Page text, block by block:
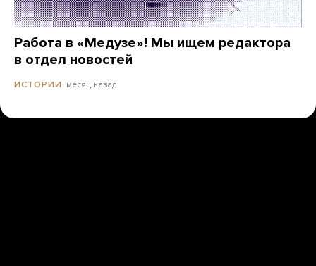
Работа в «Медузе»! Мы ищем редактора
в отдел новостей
ИСТОРИИ месяц назад